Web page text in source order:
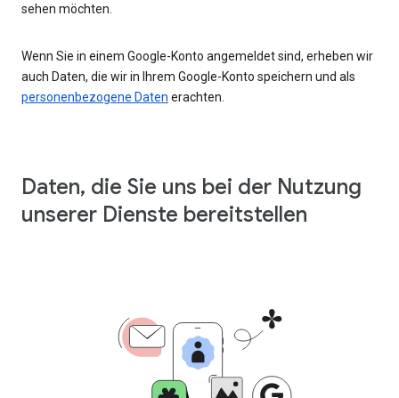
sehen möchten.
Wenn Sie in einem Google-Konto angemeldet sind, erheben wir
auch Daten, die wir in Ihrem Google-Konto speichern und als
personenbezogene Daten erachten.
Daten, die Sie uns bei der Nutzung
unserer Dienste bereitstellen